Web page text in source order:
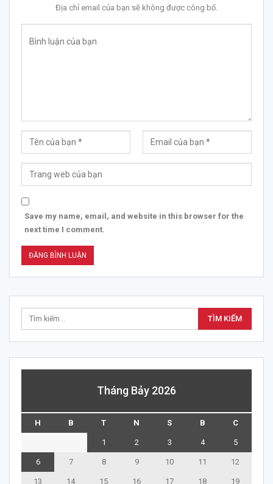
Địa chỉ email của bạn sẽ không được công bố.
Save my name, email, and website in this browser for the
next time I comment.
Tháng Bảy 2026
H B T N S B C
1 2 3 4 5
6 7 8 9 10 11 12
13 14 15 16 17 18 19